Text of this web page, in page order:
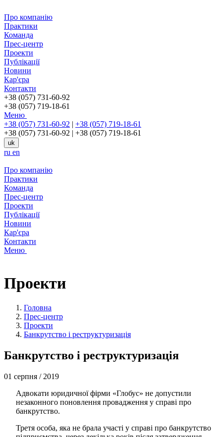
Про компанію
Практики
Команда
Прес-центр
Проекти
Публікації
Новини
Кар'єра
Контакти
+38 (057) 731-60-92
+38 (057) 719-18-61
Меню
+38 (057) 731-60-92 | +38 (057) 719-18-61
+38 (057) 731-60-92 | +38 (057) 719-18-61
uk
ru en
Про компанію
Практики
Команда
Прес-центр
Проекти
Публікації
Новини
Кар'єра
Контакти
Меню
Проекти
Головна
Прес-центр
Проекти
Банкрутство і реструктуризація
Банкрутство і реструктуризація
01 серпня / 2019
Адвокати юридичної фірми «Глобус» не допустили
незаконного поновлення провадження у справі про
банкрутство.
Третя особа, яка не брала участі у справі про банкрутство